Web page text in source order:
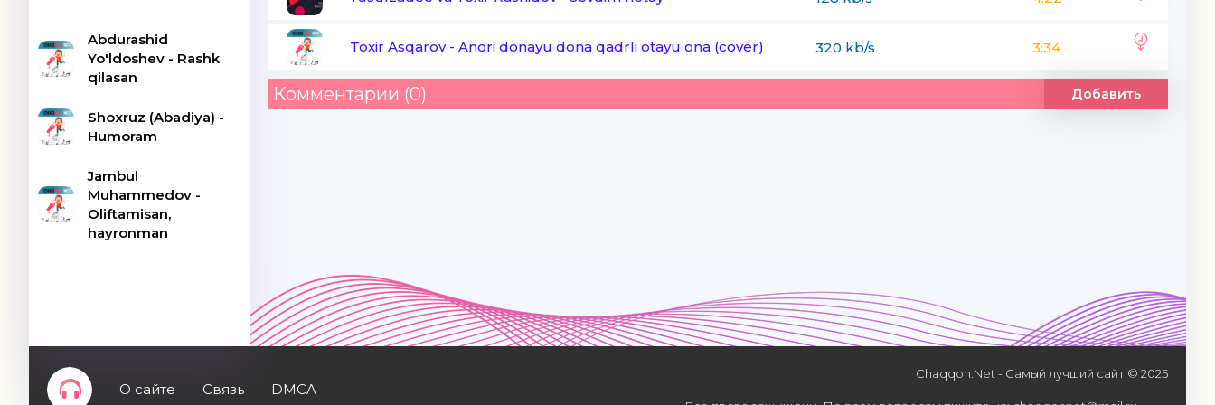
Abdurashid
Yo'ldoshev - Rashk
qilasan
Shoxruz (Abadiya) -
Humoram
Jambul
Muhammedov -
Oliftamisan,
hayronman
Qanday yuray seni sog'inmay
Toxir Asqarov- Anori donayu dona qadrli otayu ona (cover) 320 kb/s 3:34
Комментарии (0) Добавить
О сайте Связь DMCA
Chaqqon.Net - Самый лучший сайт © 2025